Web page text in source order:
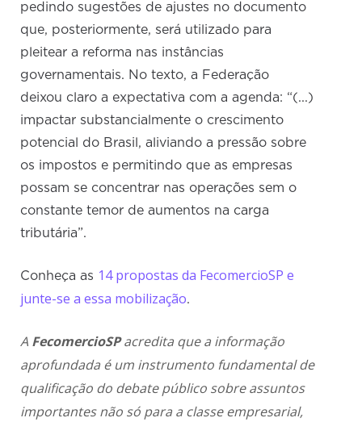
pedindo sugestões de ajustes no documento
que, posteriormente, será utilizado para
pleitear a reforma nas instâncias
governamentais. No texto, a Federação
deixou claro a expectativa com a agenda: “(...)
impactar substancialmente o crescimento
potencial do Brasil, aliviando a pressão sobre
os impostos e permitindo que as empresas
possam se concentrar nas operações sem o
constante temor de aumentos na carga
tributária”.
Conheça as 14 propostas da FecomercioSP e
junte-se a essa mobilização.
A FecomercioSPacredita que a informação
aprofundada é um instrumento fundamental de
qualificação do debate público sobre assuntos
importantes não só para a classe empresarial,